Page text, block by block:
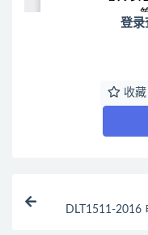
登录
收藏
DLT1511-2016